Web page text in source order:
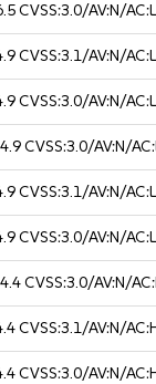
CVSS:3.0/AV:N/
CVSS:3.1/AV:N/
CVSS:3.0/AV:N/
4.9CVSS:3.0/AV:N/
CVSS:3.1/AV:N/
CVSS:3.0/AV:N/
4.4CVSS:3.0/AV:N/
CVSS:3.1/AV:N/
CVSS:3.0/AV:N/